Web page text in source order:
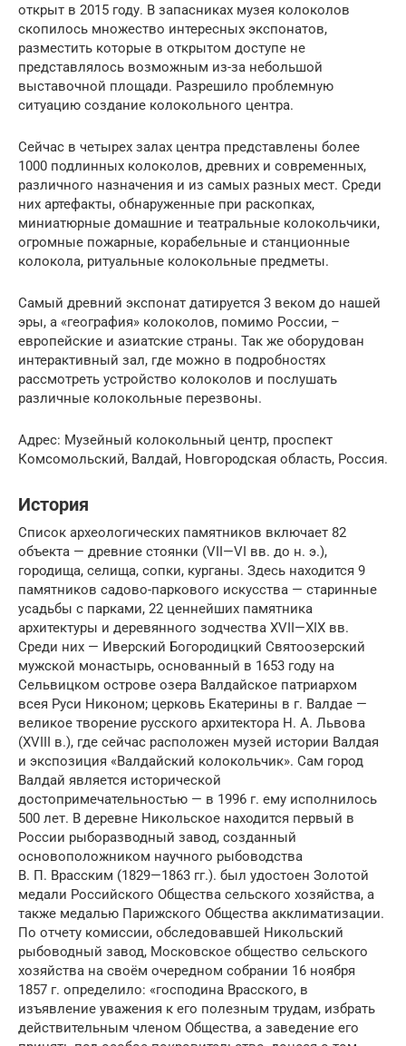
открыт в 2015 году. В запасниках музея колоколов
скопилось множество интересных экспонатов,
разместить которые в открытом доступе не
представлялось возможным из-за небольшой
выставочной площади. Разрешило проблемную
ситуацию создание колокольного центра.
Сейчас в четырех залах центра представлены более
1000 подлинных колоколов, древних и современных,
различного назначения и из самых разных мест. Среди
них артефакты, обнаруженные при раскопках,
миниатюрные домашние и театральные колокольчики,
огромные пожарные, корабельные и станционные
колокола, ритуальные колокольные предметы.
Самый древний экспонат датируется 3 веком до нашей
эры, а «география» колоколов, помимо России, –
европейские и азиатские страны. Так же оборудован
интерактивный зал, где можно в подробностях
рассмотреть устройство колоколов и послушать
различные колокольные перезвоны.
Адрес: Музейный колокольный центр, проспект
Комсомольский, Валдай, Новгородская область, Россия.
История
Список археологических памятников включает 82
объекта — древние стоянки (VII—VI вв. до н. э.),
городища, селища, сопки, курганы. Здесь находится 9
памятников садово-паркового искусства — старинные
усадьбы с парками, 22 ценнейших памятника
архитектуры и деревянного зодчества XVII—XIX вв.
Среди них — Иверский Богородицкий Святоозерский
мужской монастырь, основанный в 1653 году на
Сельвицком острове озера Валдайское патриархом
всея Руси Никоном; церковь Екатерины в г. Валдае —
великое творение русского архитектора Н. А. Львова
(XVIII в.), где сейчас расположен музей истории Валдая
и экспозиция «Валдайский колокольчик». Сам город
Валдай является исторической
достопримечательностью — в 1996 г. ему исполнилось
500 лет. В деревне Никольское находится первый в
России рыборазводный завод, созданный
основоположником научного рыбоводства
В. П. Врасским (1829—1863 гг.). был удостоен Золотой
медали Российского Общества сельского хозяйства, а
также медалью Парижского Общества акклиматизации.
По отчету комиссии, обследовавшей Никольский
рыбоводный завод, Московское общество сельского
хозяйства на своём очередном собрании 16 ноября
1857 г. определило: «господина Врасского, в
изъявление уважения к его полезным трудам, избрать
действительным членом Общества, а заведение его